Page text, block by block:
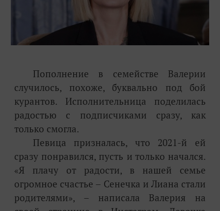
Пополнение в семействе Валерии
случилось, похоже, буквально под бой
курантов. Исполнительница поделилась
радостью с подписчиками сразу, как
только смогла.
Певица призналась, что 2021-й ей
сразу понравился, пусть и только начался.
«Я плачу от радости, в нашей семье
огромное счастье – Сенечка и Лиана стали
родителями», – написала Валерия на